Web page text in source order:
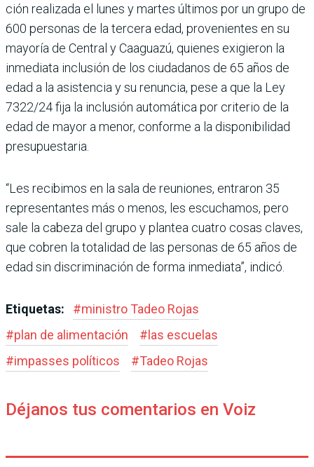
ción realizada el lunes y mar­tes últimos por un grupo de
600 personas de la tercera edad, provenientes en su
mayoría de Central y Caa­guazú, quienes exigieron la
inmediata inclusión de los ciudadanos de 65 años de
edad a la asistencia y su renuncia, pese a que la Ley
7322/24 fija la inclusión automática por criterio de la
edad de mayor a menor, conforme a la dis­ponibilidad
presupuestaria.
“Les recibimos en la sala de reuniones, entraron 35
repre­sentantes más o menos, les escuchamos, pero
sale la cabeza del grupo y plan­tea cuatro cosas claves,
que cobren la totalidad de las personas de 65 años de
edad sin discriminación de forma inmediata”, indicó.
Etiquetas: #ministro Tadeo Rojas
#plan de alimentación #las escuelas
#impasses políticos #Tadeo Rojas
Déjanos tus comentarios en Voiz